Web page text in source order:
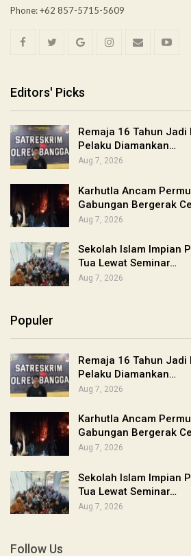
Phone: +62 857-5715-5609
Editors' Picks
Remaja 16 Tahun
Pelaku Diamankan…
Aug 7, 2026
Karhutla Ancam
Gabungan Bergerak
Aug 7, 2026
Sekolah Islam Impian
Tua Lewat Seminar…
Aug 7, 2026
Populer
Remaja 16 Tahun
Pelaku Diamankan…
Aug 7, 2026
Karhutla Ancam
Gabungan Bergerak
Aug 7, 2026
Sekolah Islam Impian
Tua Lewat Seminar…
Aug 7, 2026
Follow Us